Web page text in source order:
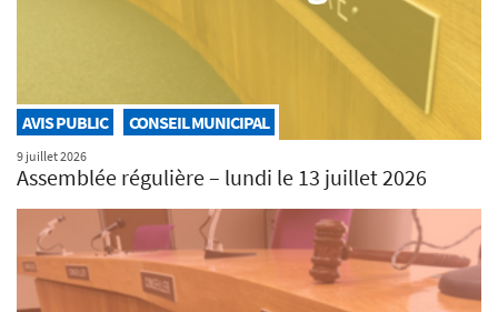
AVIS PUBLIC CONSEIL MUNICIPAL
9 juillet 2026
Assemblée régulière – lundi le 13 juillet 2026